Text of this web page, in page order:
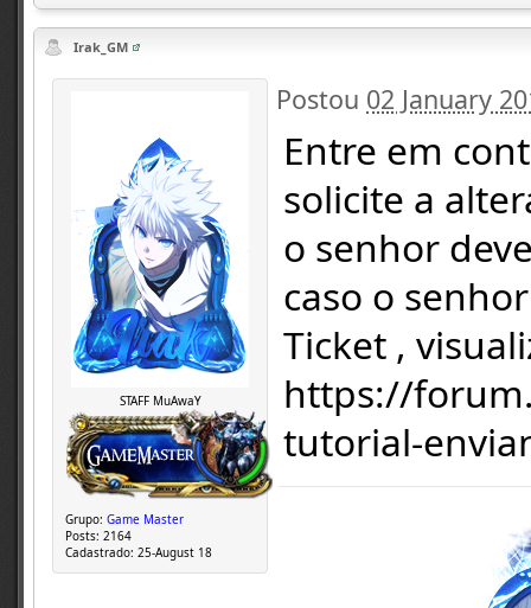
Irak_GM
STAFF MuAwaY
Grupo: Game Master
Posts: 2164
Cadastrado: 25-August 18
Postou 02 January
Entre em
solicite a
o senhor
caso o
Ticket ,
https://
tutorial-